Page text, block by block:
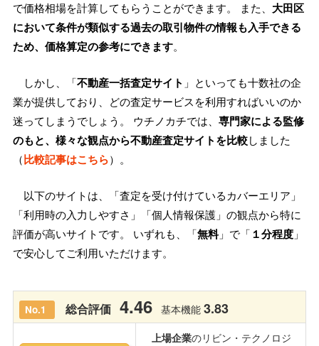
で価格相場を計算してもらうことができます。 また、 大田区
において条件が類似する過去の取引物件の情報も入手できる
ため、価格算定の参考にできます。
しかし、「不動産一括査定サイト 」といっても十数社の企
業が提供しており、どの査定サービスを利用すればいいのか
迷ってしまうでしょう。 ウチノカチでは、 専門家による監修
のもと、様々な観点から不動産査定サイトを比較しました
（比較記事はこちら）。
以下のサイトは、「査定を受け付けているカバーエリア」
「利用時の入力しやすさ」「個人情報保護」の観点から特に
評価が高いサイトです。 いずれも、「無料」で「 １分程度 」
で安心してご利用いただけます。